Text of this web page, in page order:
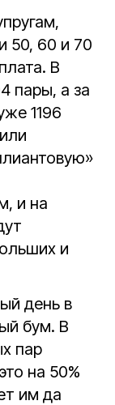
50, 60 и 70
В
пары, а за
1196
и на
и
день в
бум. В
пар
на 50%
им да